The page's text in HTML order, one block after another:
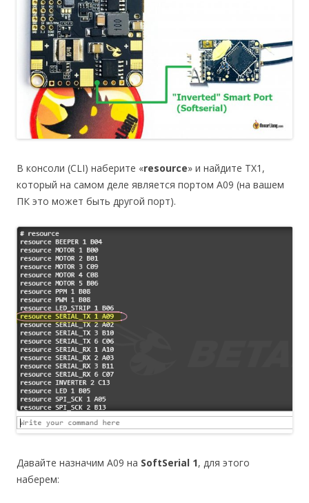
В консоли (CLI) наберите «resource» и найдите TX1,
который на самом деле является портом A09 (на вашем
ПК это может быть другой порт).
Давайте назначим A09 на SoftSerial 1, для этого
наберем: